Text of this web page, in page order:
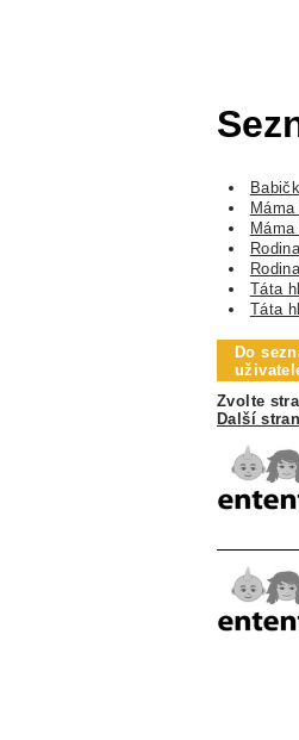
Táta
Táta
Do
Zvolte
Další